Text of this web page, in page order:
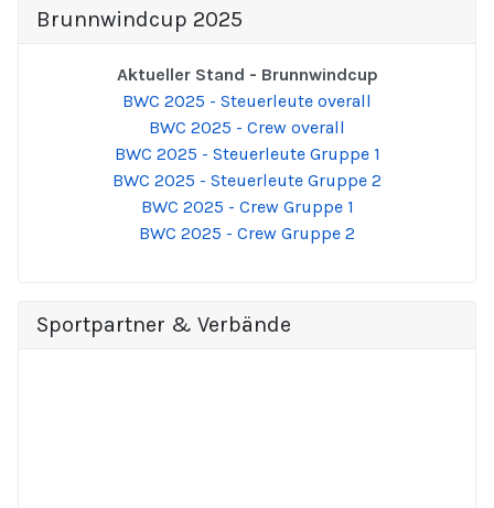
Brunnwindcup 2025
Aktueller Stand - Brunnwindcup
BWC 2025 - Steuerleute overall
BWC 2025 - Crew overall
BWC 2025 - Steuerleute Gruppe 1
BWC 2025 - Steuerleute Gruppe 2
BWC 2025 - Crew Gruppe 1
BWC 2025 - Crew Gruppe 2
Sportpartner & Verbände